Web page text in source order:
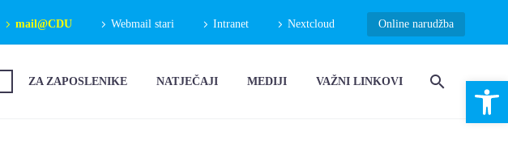
mail@CDU Webmail stari Intranet Nextcloud Online narudžba
ZA ZAPOSLENIKE NATJEČAJI MEDIJI VAŽNI LINKOVI